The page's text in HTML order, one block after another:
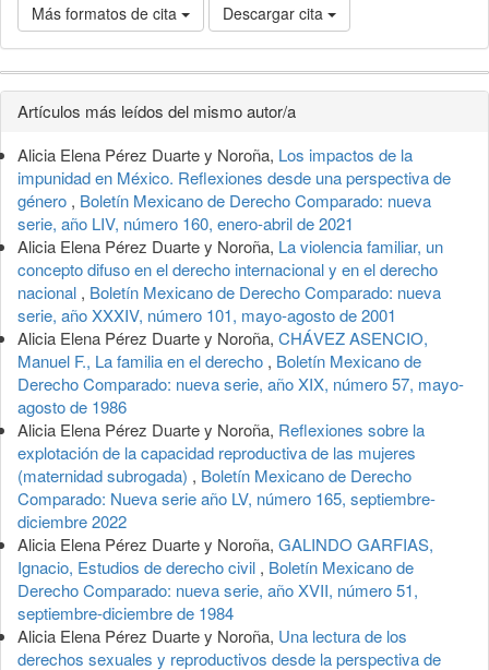
Más formatos de cita Descargar cita
Detalles
del
artículo
Artículos más leídos del mismo autor/a
Alicia Elena Pérez Duarte y Noroña, Los impactos de la
impunidad en México. Reflexiones desde una perspectiva de
género , Boletín Mexicano de Derecho Comparado: nueva
serie, año LIV, número 160, enero-abril de 2021
Alicia Elena Pérez Duarte y Noroña, La violencia familiar, un
concepto difuso en el derecho internacional y en el derecho
nacional , Boletín Mexicano de Derecho Comparado: nueva
serie, año XXXIV, número 101, mayo-agosto de 2001
Alicia Elena Pérez Duarte y Noroña, CHÁVEZ ASENCIO,
Manuel F., La familia en el derecho , Boletín Mexicano de
Derecho Comparado: nueva serie, año XIX, número 57, mayo-
agosto de 1986
Alicia Elena Pérez Duarte y Noroña, Reflexiones sobre la
explotación de la capacidad reproductiva de las mujeres
(maternidad subrogada) , Boletín Mexicano de Derecho
Comparado: Nueva serie año LV, número 165, septiembre-
diciembre 2022
Alicia Elena Pérez Duarte y Noroña, GALINDO GARFIAS,
Ignacio, Estudios de derecho civil , Boletín Mexicano de
Derecho Comparado: nueva serie, año XVII, número 51,
septiembre-diciembre de 1984
Alicia Elena Pérez Duarte y Noroña, Una lectura de los
derechos sexuales y reproductivos desde la perspectiva de